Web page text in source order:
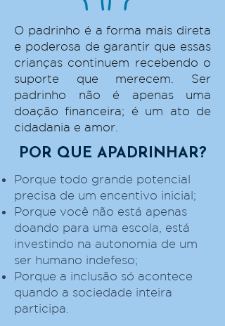
O padrinho é a forma mais direta
e poderosa de garantir que essas
crianças continuem recebendo o
suporte que merecem. Ser
padrinho não é apenas uma
doação financeira; é um ato de
cidadania e amor.
POR QUE APADRINHAR?
Porque todo grande potencial
precisa de um encentivo inicial;
Porque você não está apenas
doando para uma escola, está
investindo na autonomia de um
ser humano indefeso;
Porque a inclusão só acontece
quando a sociedade inteira
participa.